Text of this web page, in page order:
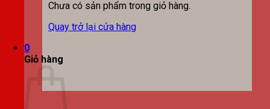
Chưa có sản phẩm trong giỏ hàng.
Quay trở lại cửa hàng
0
Giỏ hàng